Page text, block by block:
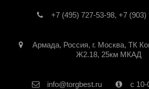
+7 (495) 727-53-98, +7 (903)
Армада, Россия, г. Москва, ТК
Ж2.18, 25км МКАД
info@torgbest.ru с 10-